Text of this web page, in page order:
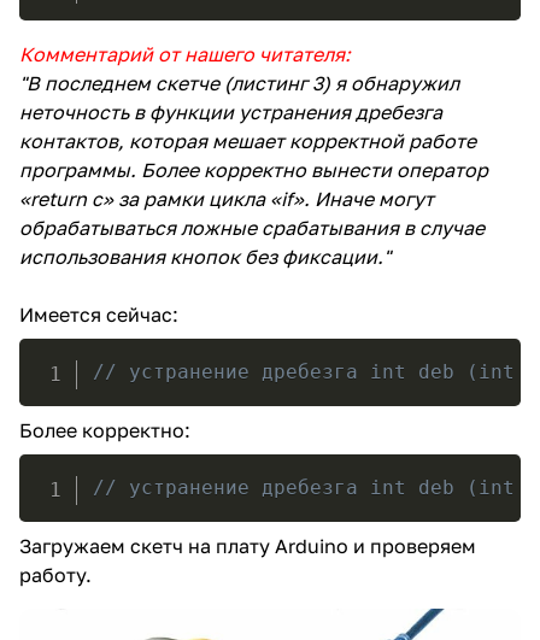
Комментарий от нашего читателя:
"В последнем скетче (листинг 3) я обнаружил
неточность в функции устранения дребезга
контактов, которая мешает корректной работе
программы. Более корректно вынести оператор
«return с» за рамки цикла «if». Иначе могут
обрабатываться ложные срабатывания в случае
использования кнопок без фиксации."
Имеется сейчас:
// устранение дребезга int deb
Более корректно:
// устранение дребезга int deb
Загружаем скетч на плату Arduino и проверяем
работу.